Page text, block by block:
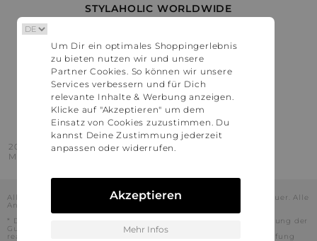
STYLAHOLIC WORLDWIDE
Österreich
Schweiz
France
United States
2016 - 2026 © Stylaholic.
Made for you with love in munich.
Alle Preise inkl. der jeweils geltenden gesetzlichen Mehrwertsteuer. Alle
Angaben ohne Gewähr.
* Die angezeigten Preise beinhalten Rabatte, die durch die Nutzung der
Gutschein-Codes auf den Seiten unserer Partner voraussichtlich
realisiert werden können. Stylaholic führt keine vollständige Prüfung
Um Dir ein optimales Shoppingerlebnis
zu bieten nutzen wir und unsere
Partner Cookies. So können wir unsere
Services verbessern und für Dich
relevante Inhalte & Werbung anzeigen.
Klicke auf "Akzeptieren" um dem
Einsatz von Cookies zuzustimmen. Du
kannst Deine Zustimmung jederzeit
anpassen oder widerrufen.
Akzeptieren
Mehr Infos